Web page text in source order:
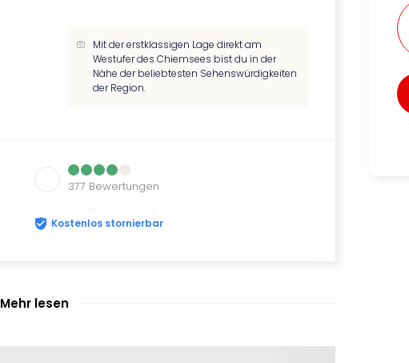
Mit der erstklassigen Lage direkt am
Westufer des Chiemsees bist du in der
Nähe der beliebtesten Sehenswürdigkeiten
der Region.
377 Bewertungen
Kostenlos stornierbar
Mehr lesen